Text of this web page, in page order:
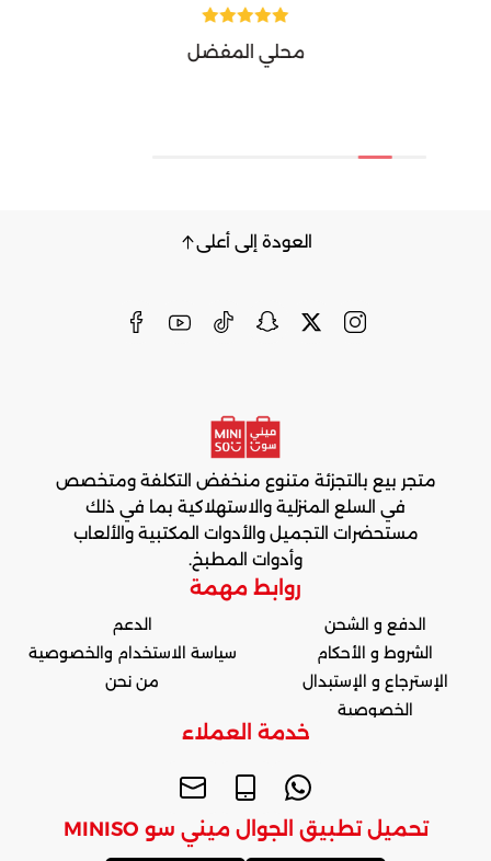
محلي المفضل
العودة إلى أعلى
متجر بيع بالتجزئة متنوع منخفض التكلفة ومتخصص
في السلع المنزلية والاستهلاكية بما في ذلك
مستحضرات التجميل والأدوات المكتبية والألعاب
وأدوات المطبخ.
روابط مهمة
الدفع و الشحن
الشروط و الأحكام
الإسترجاع و الإستبدال
الخصوصية
الدعم
سياسة الاستخدام والخصوصية
من نحن
خدمة العملاء
تحميل تطبيق الجوال ميني سو MINISO